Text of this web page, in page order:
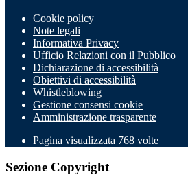
Cookie policy
Note legali
Informativa Privacy
Ufficio Relazioni con il Pubblico
Dichiarazione di accessibilità
Obiettivi di accessibilità
Whistleblowing
Gestione consensi cookie
Amministrazione trasparente
Pagina visualizzata 768 volte
Sezione Copyright